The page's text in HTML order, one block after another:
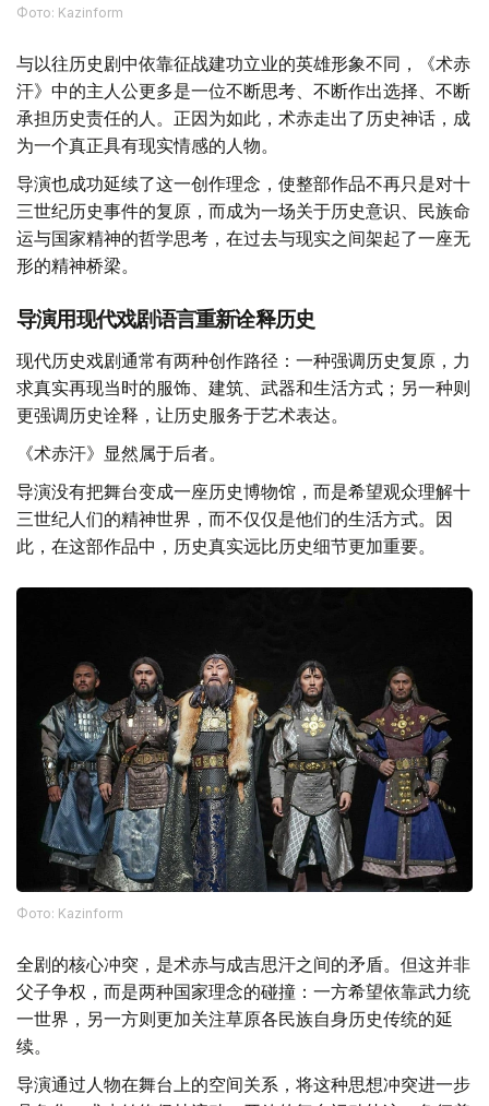
Фото: Kazinform
与以往历史剧中依靠征战建功立业的英雄形象不同，《术赤
汗》中的主人公更多是一位不断思考、不断作出选择、不断
承担历史责任的人。正因为如此，术赤走出了历史神话，成
为一个真正具有现实情感的人物。
导演也成功延续了这一创作理念，使整部作品不再只是对十
三世纪历史事件的复原，而成为一场关于历史意识、民族命
运与国家精神的哲学思考，在过去与现实之间架起了一座无
形的精神桥梁。
导演用现代戏剧语言重新诠释历史
现代历史戏剧通常有两种创作路径：一种强调历史复原，力
求真实再现当时的服饰、建筑、武器和生活方式；另一种则
更强调历史诠释，让历史服务于艺术表达。
《术赤汗》显然属于后者。
导演没有把舞台变成一座历史博物馆，而是希望观众理解十
三世纪人们的精神世界，而不仅仅是他们的生活方式。因
此，在这部作品中，历史真实远比历史细节更加重要。
Фото: Kazinform
全剧的核心冲突，是术赤与成吉思汗之间的矛盾。但这并非
父子争权，而是两种国家理念的碰撞：一方希望依靠武力统
一世界，另一方则更加关注草原各民族自身历史传统的延
续。
导演通过人物在舞台上的空间关系，将这种思想冲突进一步